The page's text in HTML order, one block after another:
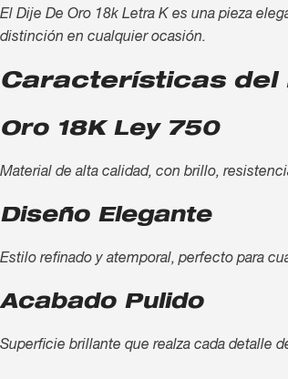
El Dije De Oro 18k Letra K es una pieza
distinción en cualquier ocasión.
Características del
Oro 18K Ley 750
Material de alta calidad, con brillo,
Diseño Elegante
Estilo refinado y atemporal, perfecto para
Acabado Pulido
Superficie brillante que realza cada detalle